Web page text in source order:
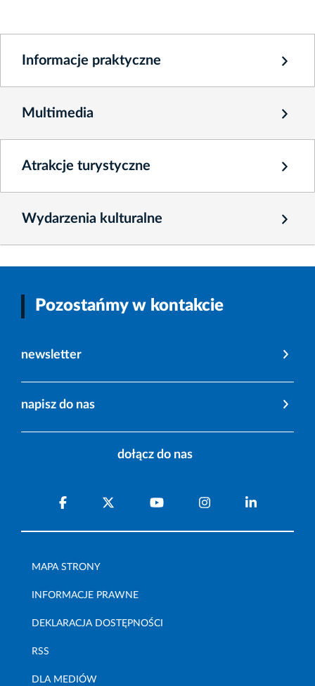
Informacje praktyczne
Multimedia
Atrakcje turystyczne
Wydarzenia kulturalne
Pozostańmy w kontakcie
newsletter
napisz do nas
dołącz do nas
MAPA STRONY
INFORMACJE PRAWNE
DEKLARACJA DOSTĘPNOŚCI
RSS
DLA MEDIÓW